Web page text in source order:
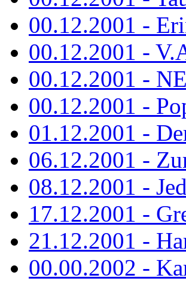
00.12.2001 -
00.12.2001 -
00.12.2001 -
00.12.2001 -
01.12.2001 -
06.12.2001 -
08.12.2001 -
17.12.2001 -
21.12.2001 -
00.00.2002 -